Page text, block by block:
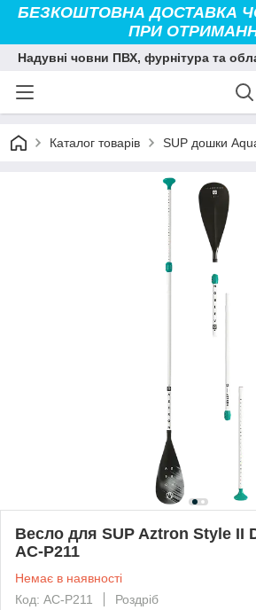
БЕЗКОШТОВНА ДОСТАВКА
ПРИ
Надувні човни ПВХ, фурнітура та
Каталог товарів SUP дошки
Весло для SUP Aztron Style II
AC-P211
Немає в наявності
Код: AC-P211
Роздріб